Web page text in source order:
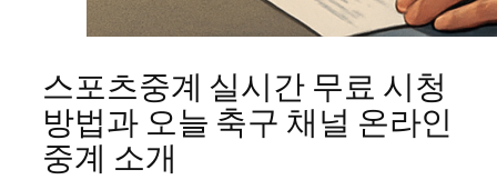
스포츠중계 실시간 무료 시청
방법과 오늘 축구 채널 온라인
중계 소개